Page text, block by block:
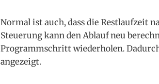
Normal ist auch, dass die Restlaufzeit
Steuerung kann den Ablauf neu
Programmschritt wiederholen.
angezeigt.